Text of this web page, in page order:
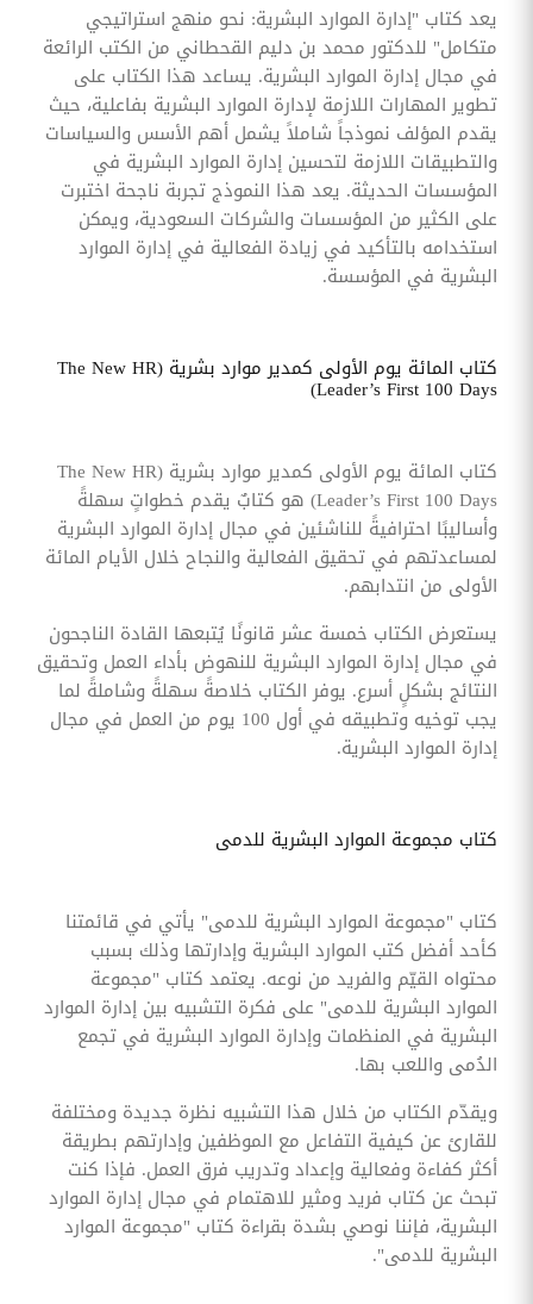
يعد كتاب "إدارة الموارد البشرية: نحو منهج استراتيجي
متكامل" للدكتور محمد بن دليم القحطاني من الكتب الرائعة
في مجال إدارة الموارد البشرية. يساعد هذا الكتاب على
تطوير المهارات اللازمة لإدارة الموارد البشرية بفاعلية، حيث
يقدم المؤلف نموذجاً شاملاً يشمل أهم الأسس والسياسات
والتطبيقات اللازمة لتحسين إدارة الموارد البشرية في
المؤسسات الحديثة. يعد هذا النموذج تجربة ناجحة اختبرت
على الكثير من المؤسسات والشركات السعودية، ويمكن
استخدامه بالتأكيد في زيادة الفعالية في إدارة الموارد
البشرية في المؤسسة.
كتاب المائة يوم الأولى كمدير موارد بشرية (The New HR
Leader’s First 100 Days)
كتاب المائة يوم الأولى كمدير موارد بشرية (The New HR
Leader’s First 100 Days) هو كتابٌ يقدم خطواتٍ سهلةً
وأساليبًا احترافيةً للناشئين في مجال إدارة الموارد البشرية
لمساعدتهم في تحقيق الفعالية والنجاح خلال الأيام المائة
الأولى من انتدابهم.
يستعرض الكتاب خمسة عشر قانونًا يُتبعها القادة الناجحون
في مجال إدارة الموارد البشرية للنهوض بأداء العمل وتحقيق
النتائج بشكلٍ أسرع. يوفر الكتاب خلاصةً سهلةً وشاملةً لما
يجب توخيه وتطبيقه في أول 100 يوم من العمل في مجال
إدارة الموارد البشرية.
كتاب مجموعة الموارد البشرية للدمى
كتاب "مجموعة الموارد البشرية للدمى" يأتي في قائمتنا
كأحد أفضل كتب الموارد البشرية وإدارتها وذلك بسبب
محتواه القيّم والفريد من نوعه. يعتمد كتاب "مجموعة
الموارد البشرية للدمى" على فكرة التشبيه بين إدارة الموارد
البشرية في المنظمات وإدارة الموارد البشرية في تجمع
الدُمى واللعب بها.
ويقدّم الكتاب من خلال هذا التشبيه نظرة جديدة ومختلفة
للقارئ عن كيفية التفاعل مع الموظفين وإدارتهم بطريقة
أكثر كفاءة وفعالية وإعداد وتدريب فرق العمل. فإذا كنت
تبحث عن كتاب فريد ومثير للاهتمام في مجال إدارة الموارد
البشرية، فإننا نوصي بشدة بقراءة كتاب "مجموعة الموارد
البشرية للدمى".